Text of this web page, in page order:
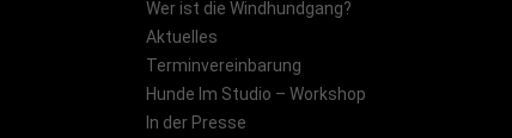
Wer ist die Windhundgang?
Aktuelles
Terminvereinbarung
Hunde Im Studio – Workshop
In der Presse